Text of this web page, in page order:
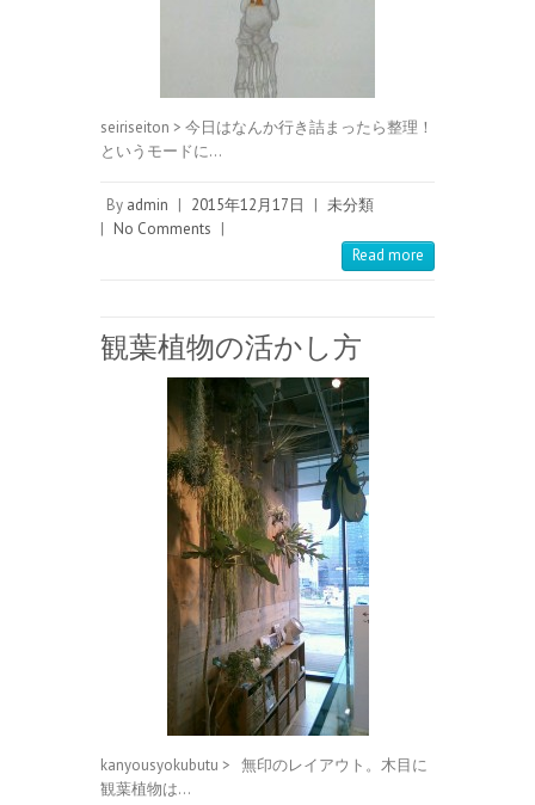
seiriseiton > 今日はなんか行き詰まったら整理！
というモードに…
By admin | 2015年12月17日 | 未分類
| No Comments |
Read more
観葉植物の活かし方
kanyousyokubutu > 無印のレイアウト。木目に
観葉植物は…